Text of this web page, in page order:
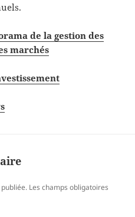
de la gestion des
marchés
Les champs obligatoires